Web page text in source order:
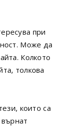
при
Може да
Колкото
толкова
които са